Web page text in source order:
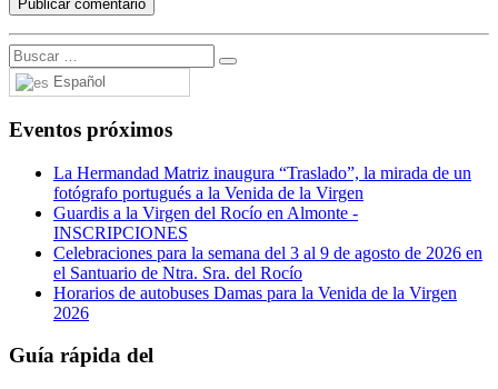
Español
Eventos próximos
La Hermandad Matriz inaugura “Traslado”, la mirada de un
fotógrafo portugués a la Venida de la Virgen
Guardis a la Virgen del Rocío en Almonte -
INSCRIPCIONES
Celebraciones para la semana del 3 al 9 de agosto de 2026 en
el Santuario de Ntra. Sra. del Rocío
Horarios de autobuses Damas para la Venida de la Virgen
2026
Guía rápida del